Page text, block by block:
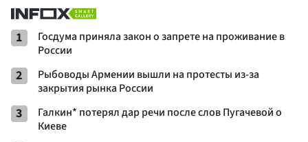
1
Госдума приняла закон о запрете на проживание в
России
2
Рыбоводы Армении вышли на протесты из-за
закрытия рынка России
3
Галкин* потерял дар речи после слов Пугачевой о
Киеве